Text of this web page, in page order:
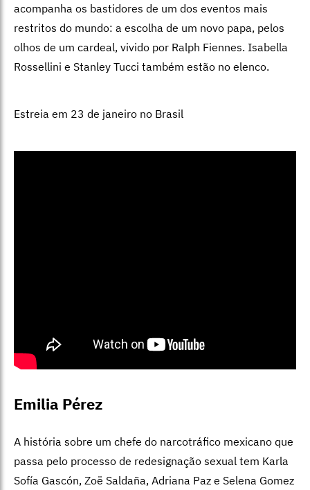
acompanha os bastidores de um dos eventos mais
restritos do mundo: a escolha de um novo papa, pelos
olhos de um cardeal, vivido por Ralph Fiennes. Isabella
Rossellini e Stanley Tucci também estão no elenco.
Estreia em 23 de janeiro no Brasil
Emilia Pérez
A história sobre um chefe do narcotráfico mexicano que
passa pelo processo de redesignação sexual tem Karla
Sofía Gascón, Zoë Saldaña, Adriana Paz e Selena Gomez